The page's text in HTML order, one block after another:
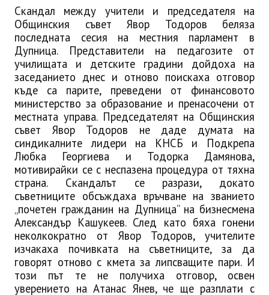
Населени места
ЗАБРАВЕНАТА ДУПНИЦА
СВОБОДНИ РАБОТНИ МЕСТА
Скандал между учители и председателя на
Общинския съвет Явор Тодоров беляза
последната сесия на местния парламент в
Дупница. Представители на педагозите от
училищата и детските градини дойдоха на
заседанието днес и отново поискаха отговор
къде са парите, преведени от финансовото
министерство за образование и пренасочени от
местната управа. Председателят на Общинския
съвет Явор Тодоров не даде думата на
синдикалните лидери на КНСБ и Подкрепа
Любка Георгиева и Тодорка Дамянова,
мотивирайки се с неспазена процедура от тяхна
страна. Скандалът се разрази, докато
съветниците обсъждаха връчване на званието
„почетен гражданин на Дупница” на бизнесмена
Александър Кашукеев. След като бяха гонени
неколкократно от Явор Тодоров, учителите
изчакаха почивката на съветниците, за да
говорят отново с кмета за липсващите пари. И
този път те не получиха отговор, освен
уверението на Атанас Янев, че ще разплати с